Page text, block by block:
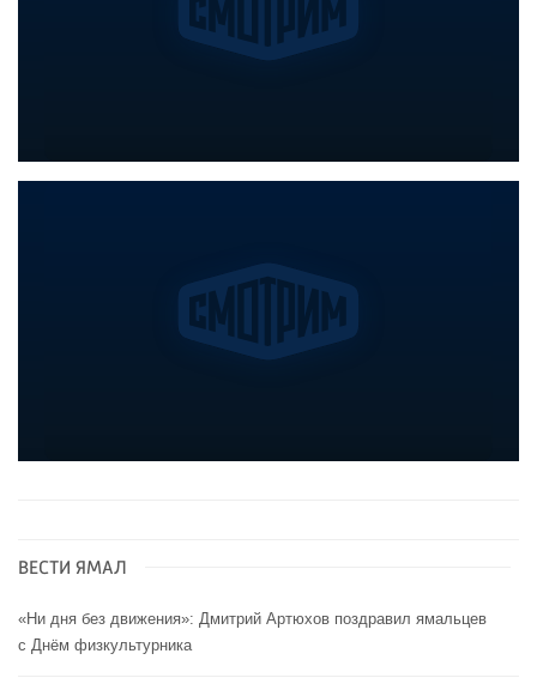
ВЕСТИ ЯМАЛ
«Ни дня без движения»: Дмитрий Артюхов поздравил ямальцев
с Днём физкультурника